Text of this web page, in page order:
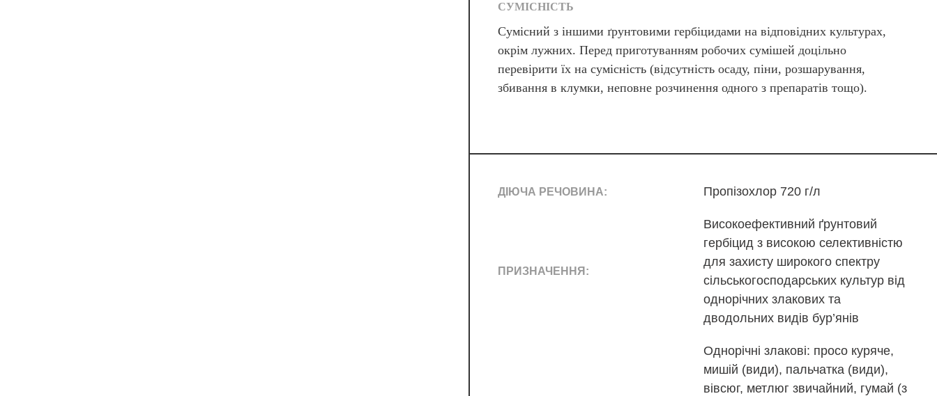
СУМІСНІСТЬ
Сумісний з іншими ґрунтовими гербіцидами на відповідних культурах,
окрім лужних. Перед приготуванням робочих сумішей доцільно
перевірити їх на сумісність (відсутність осаду, піни, розшарування,
збивання в клумки, неповне розчинення одного з препаратів тощо).
ДІЮЧА РЕЧОВИНА: Пропізохлор 720 г/л
ПРИЗНАЧЕННЯ:
Високоефективний ґрунтовий
гербіцид з високою селективністю
для захисту широкого спектру
сільськогосподарських культур від
однорічних злакових та
дводольних видів бур’янів
Однорічні злакові: просо куряче,
мишій (види), пальчатка (види),
вівсюг, метлюг звичайний, гумай (з